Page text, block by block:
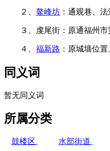
２、 鳌峰坊 ：通观巷、
３、虔尾街：原通福州市
４、 福新路 ：原城墙位置
同义词
暂无同义词
所属分类
鼓楼区 水部街道